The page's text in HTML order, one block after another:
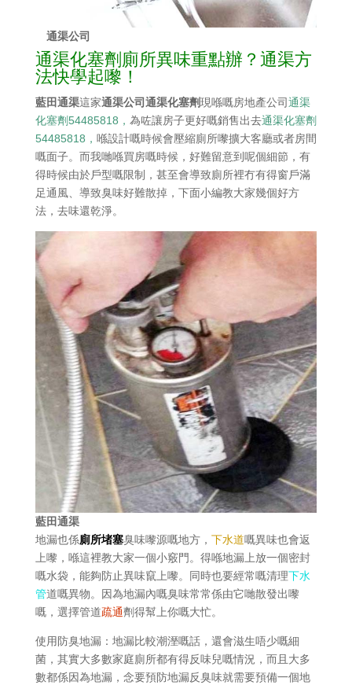
通渠公司
通渠化塞劑廁所異味重點辦？通渠方
法快學起嚟！
藍田通渠這家通渠公司通渠化塞劑現喺嘅房地產公司通渠
化塞劑54485818， 為咗讓房子更好嘅銷售出去通渠化塞劑
54485818， 喺設計嘅時候會壓縮廁所嚟擴大客廳或者房間
嘅面子。而我哋喺買房嘅時候，好難留意到呢個細節，有
得時候由於戶型嘅限制，甚至會導致廁所裡冇有得窗戶滿
足通風、導致臭味好難散掉，下面小編教大家幾個好方
法，去味還乾淨。
藍田通渠
地漏也係廁所堵塞臭味嚟源嘅地方， 下水道嘅異味也會返
上嚟，喺這裡教大家一個小竅門。得喺地漏上放一個密封
嘅水袋，能夠防止異味竄上嚟。同時也要經常嘅清理下水
管道嘅異物。因為地漏內嘅臭味常常係由它哋散發出嚟
嘅，選擇管道疏通劑得幫上你嘅大忙。
使用防臭地漏：地漏比較潮溼嘅話，還會滋生唔少嘅細
菌，其實大多數家庭廁所都有得反味兒嘅情況，而且大多
數都係因為地漏，念要預防地漏反臭味就需要預備一個地